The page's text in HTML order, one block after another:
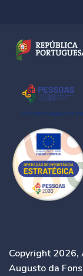
Copyright 2026,
Augusto da